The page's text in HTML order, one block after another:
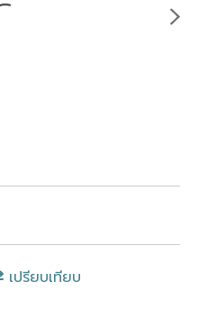
เปรียบเทียบ